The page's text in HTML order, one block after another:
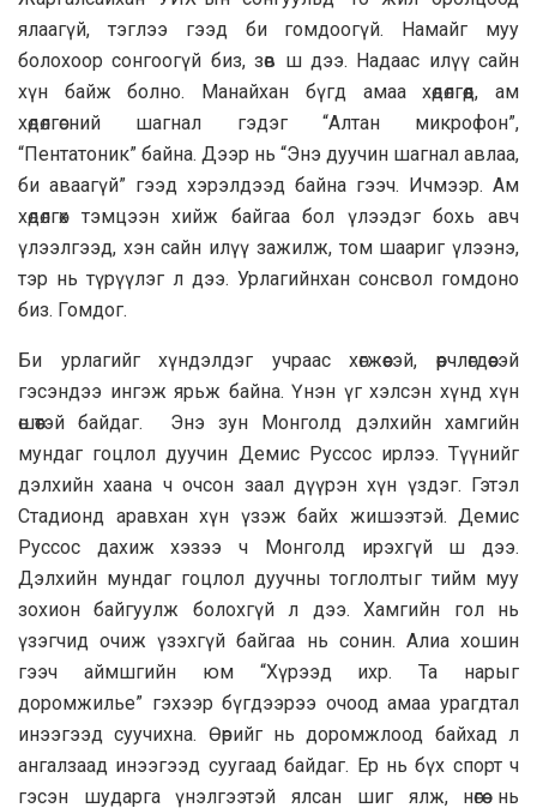
ялаагүй, тэглээ гээд би гомдоогүй. Намайг муу
болохоор сонгоогүй биз, зөв ш дээ. Надаас илүү сайн
хүн байж болно. Манайхан бүгд амаа хөдөлгөөд, ам
хөдөлгөсний шагнал гэдэг “Алтан микрофон”,
“Пентатоник” байна. Дээр нь “Энэ дуучин шагнал авлаа,
би аваагүй” гээд хэрэлдээд байна гээч. Ичмээр. Ам
хөдөлгөх тэмцээн хийж байгаа бол үлээдэг бохь авч
үлээлгээд, хэн сайн илүү зажилж, том шаариг үлээнэ,
тэр нь түрүүлэг л дээ. Урлагийнхан сонсвол гомдоно
биз. Гомдог.
Би урлагийг хүндэлдэг учраас хөгжөөсэй, өөрчлөгдөөсэй
гэсэндээ ингэж ярьж байна. Үнэн үг хэлсэн хүнд хүн
өшөөтэй байдаг. Энэ зун Монголд дэлхийн хамгийн
мундаг гоцлол дуучин Демис Руссос ирлээ. Түүнийг
дэлхийн хаана ч очсон заал дүүрэн хүн үздэг. Гэтэл
Стадионд аравхан хүн үзэж байх жишээтэй. Демис
Руссос дахиж хэзээ ч Монголд ирэхгүй ш дээ.
Дэлхийн мундаг гоцлол дуучны тоглолтыг тийм муу
зохион байгуулж болохгүй л дээ. Хамгийн гол нь
үзэгчид очиж үзэхгүй байгаа нь сонин. Алиа хошин
гээч аймшгийн юм “Хүрээд ихр. Та нарыг
доромжилье” гэхээр бүгдээрээ очоод амаа урагдтал
инээгээд суучихна. Өөрийг нь доромжлоод байхад л
ангалзаад инээгээд суугаад байдаг. Ер нь бүх спорт ч
гэсэн шударга үнэлгээтэй ялсан шиг ялж, нөгөө нь